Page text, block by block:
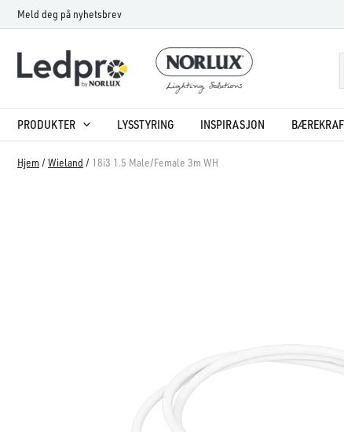
Hopp
rett
innholdet
Meld deg på nyhetsbrev
PRODUKTER LYSSTYRING INSPIRASJON
Hjem /Wieland / 18i3 1.5 Male/Female 3m WH